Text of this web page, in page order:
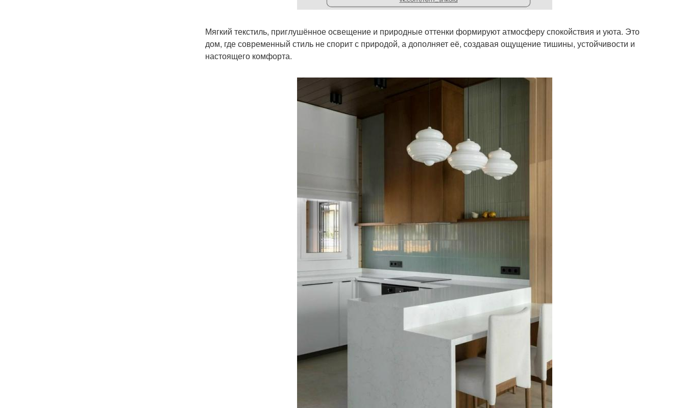
Мягкий текстиль, приглушённое освещение и природные оттенки формируют атмосферу спокойствия и уюта. Это
дом, где современный стиль не спорит с природой, а дополняет её, создавая ощущение тишины, устойчивости и
настоящего комфорта.